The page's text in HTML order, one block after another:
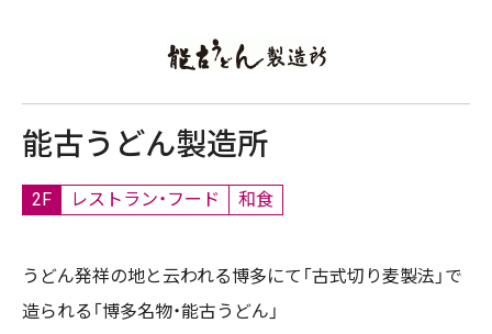
能古うどん製造所
2F レストラン・フード 和食
うどん発祥の地と云われる博多にて「古式切り麦製法」で
造られる「博多名物・能古うどん」